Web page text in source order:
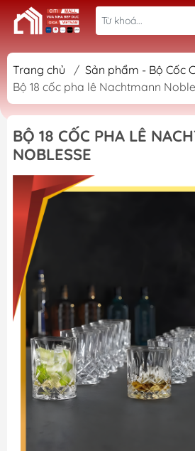
Trang chủ / Sản phẩm - Bộ Cốc
Bộ 18 cốc pha lê Nachtmann
BỘ 18 CỐC PHA LÊ
NOBLESSE